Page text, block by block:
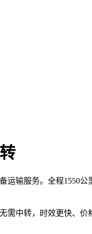
输服务。全程1550公
需中转，时效更快、价